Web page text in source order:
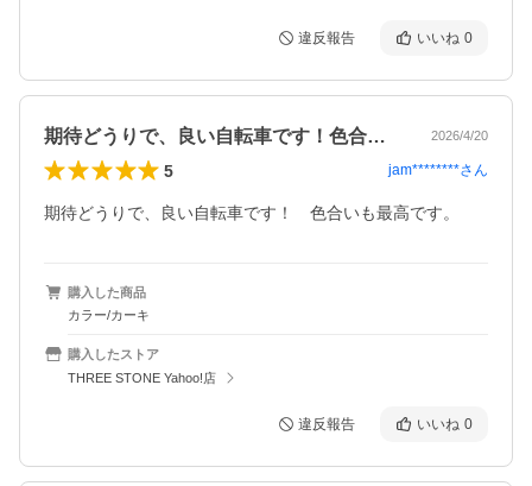
違反報告 いいね 0
期待どうりで、良い自転車です！色合いも… 2026/4/20
5 jam********さん
期待どうりで、良い自転車です！　色合いも最高です。
購入した商品
カラー/カーキ
購入したストア
THREE STONE Yahoo!店
違反報告 いいね 0